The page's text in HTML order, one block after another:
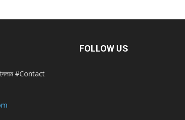
ইসলাম #Contact
FOLLOW US